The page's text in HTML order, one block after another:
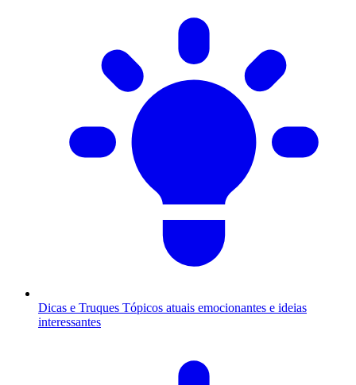
Dicas e Truques Tópicos atuais emocionantes e ideias
interessantes